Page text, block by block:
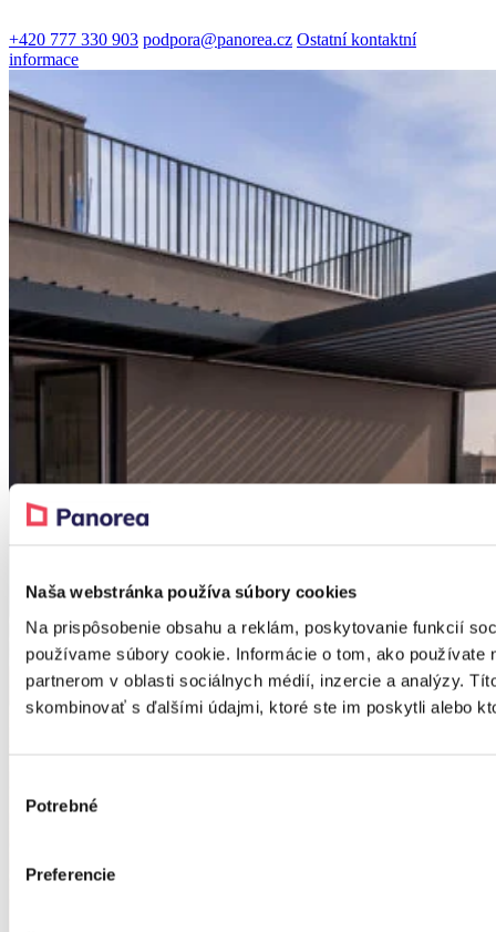
Naša webstránka používa súbory cookies
Na prispôsobenie obsahu a reklám, poskytovanie funkcií
používame súbory cookie. Informácie o tom, ako používate
partnerom v oblasti sociálnych médií, inzercie a analýzy.
skombinovať s ďalšími údajmi, ktoré ste im poskytli alebo
súhlasu
Potrebné
Preferencie
+420 777 330 903 podpora@panorea.cz Ostatní kontaktní
informace